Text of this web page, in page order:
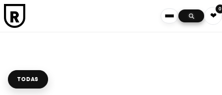
❤
0
TODAS